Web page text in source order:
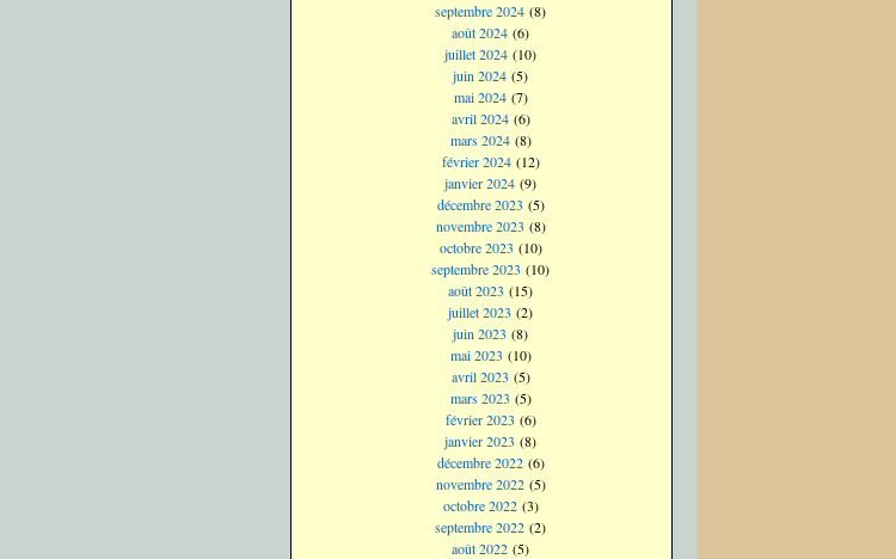
septembre 2024 (8)
août 2024 (6)
juillet 2024 (10)
juin 2024 (5)
mai 2024(7)
avril 2024(6)
mars 2024(8)
février 2024(12)
janvier 2024 (9)
décembre 2023 (5)
novembre 2023 (8)
octobre 2023 (10)
septembre 2023 (10)
août 2023 (15)
juillet 2023 (2)
juin 2023 (8)
mai 2023 (10)
avril 2023 (5)
mars 2023 (5)
février 2023 (6)
janvier 2023 (8)
décembre 2022(6)
novembre 2022(5)
octobre 2022(3)
septembre 2022 (2)
août 2022 (5)